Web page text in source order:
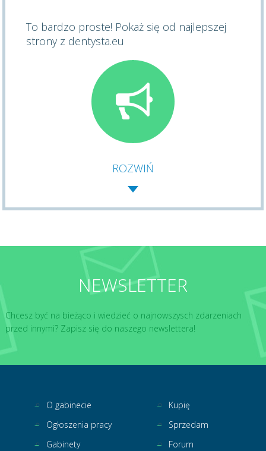
To bardzo proste! Pokaż się od najlepszej
strony z dentysta.eu
ROZWIŃ
NEWSLETTER
Chcesz być na bieżąco i wiedzieć o najnowszysch zdarzeniach
przed innymi? Zapisz się do naszego newslettera!
O gabinecie
Ogłoszenia pracy
Gabinety
Kupię
Sprzedam
Forum